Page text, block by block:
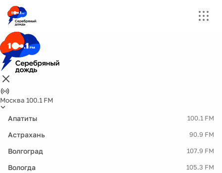
Москва 100.1 FM
Апатиты 100.1 FM
Астрахань 90.9 FM
Волгоград 107.9 FM
Вологда 105.3 FM